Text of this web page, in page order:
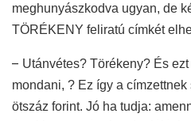
meghunyászkodva ugyan, de
TÖRÉKENY feliratú címkét
– Utánvétes? Törékeny? És
mondani, ? Ez így a
ötszáz forint. Jó ha tudja: